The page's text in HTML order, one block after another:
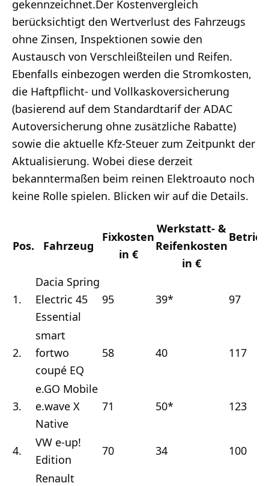
gekennzeichnet.Der Kostenvergleich
berücksichtigt den Wertverlust des Fahrzeugs
ohne Zinsen, Inspektionen sowie den
Austausch von Verschleißteilen und Reifen.
Ebenfalls einbezogen werden die Stromkosten,
die Haftpflicht- und Vollkaskoversicherung
(basierend auf dem Standardtarif der ADAC
Autoversicherung ohne zusätzliche Rabatte)
sowie die aktuelle Kfz-Steuer zum Zeitpunkt der
Aktualisierung. Wobei diese derzeit
bekanntermaßen beim reinen Elektroauto noch
keine Rolle spielen. Blicken wir auf die Details.
Pos. Fahrzeug
Fixkosten
in €
Werkstatt- &
Reifenkosten
in €
1.
Dacia Spring
Electric 45
Essential
95 39* 97
2.
smart
fortwo
coupé EQ
58 40 117
3.
e.GO Mobile
e.wave X
Native
71 50* 123
4.
VW e-up!
Edition
70 34 100
Renault